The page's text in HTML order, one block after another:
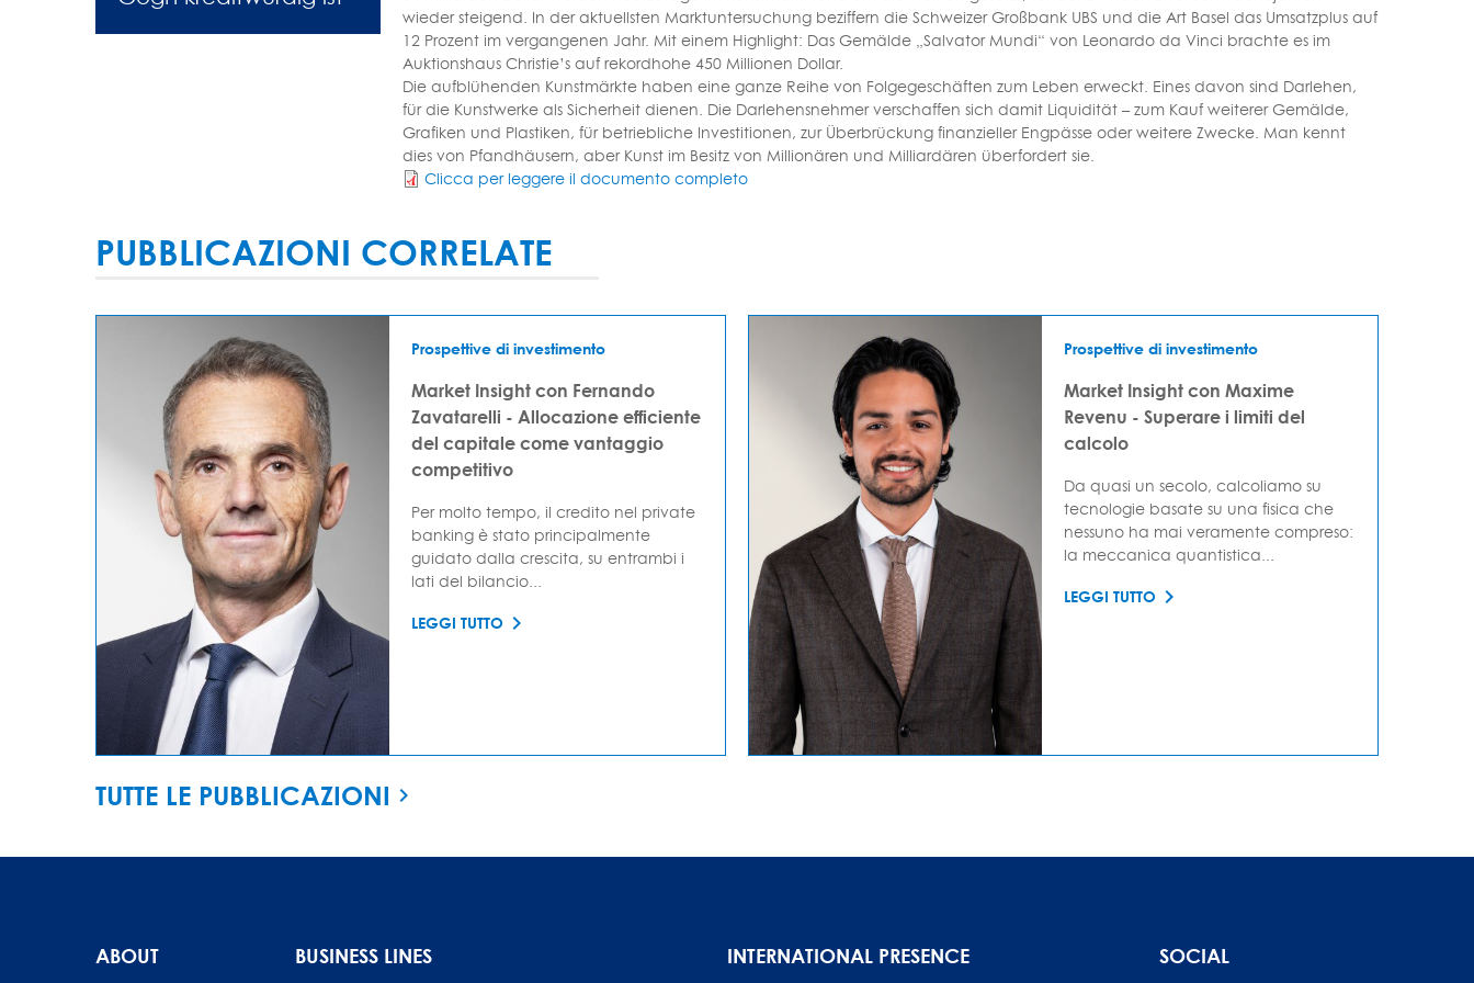
wieder steigend. In der aktuellsten Marktuntersuchung beziffern die Schweizer Großbank UBS und die Art Basel das Umsatzplus auf
12 Prozent im vergangenen Jahr. Mit einem Highlight: Das Gemälde „Salvator Mundi“ von Leonardo da Vinci brachte es im
Auktionshaus Christie’s auf rekordhohe 450 Millionen Dollar.
Die aufblühenden Kunstmärkte haben eine ganze Reihe von Folgegeschäften zum Leben erweckt. Eines davon sind Darlehen,
für die Kunstwerke als Sicherheit dienen. Die Darlehensnehmer verschaffen sich damit Liquidität – zum Kauf weiterer Gemälde,
Grafiken und Plastiken, für betriebliche Investitionen, zur Überbrückung finanzieller Engpässe oder weitere Zwecke. Man kennt
dies von Pfandhäusern, aber Kunst im Besitz von Millionären und Milliardären überfordert sie.
Clicca per leggere il documento completo
PUBBLICAZIONI CORRELATE
Prospettive di investimento
Market Insight con Fernando
Zavatarelli - Allocazione efficiente
del capitale come vantaggio
competitivo
Per molto tempo, il credito nel private
banking è stato principalmente
guidato dalla crescita, su entrambi i
lati del bilancio...
LEGGI TUTTO
Prospettive di investimento
Market Insight con Maxime
Revenu - Superare i limiti del
calcolo
Da quasi un secolo, calcoliamo su
tecnologie basate su una fisica che
nessuno ha mai veramente compreso:
la meccanica quantistica...
LEGGI TUTTO
TUTTE LE PUBBLICAZIONI
ABOUT BUSINESS LINES INTERNATIONAL PRESENCE SOCIAL